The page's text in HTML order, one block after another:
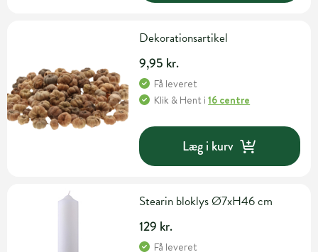
Dekorationsartikel
9,95 kr.
Få leveret
Klik & Hent i16 centre
Læg i kurv
Stearin bloklys Ø7xH46 cm
129 kr.
Få leveret